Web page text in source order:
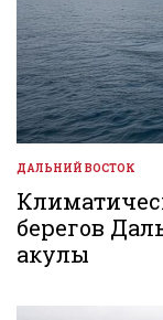
ОПУБЛИКОВАНО
В
ДАЛЬНИЙ ВОСТОК
берегов
акулы